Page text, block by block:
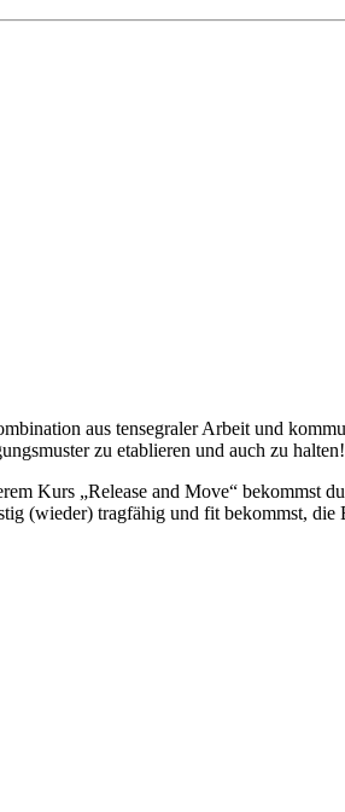
aus tensegraler Arbeit und
zu etablieren und auch zu
Kurs „Release and Move“ bekommst
(wieder) tragfähig und fit bekommst,